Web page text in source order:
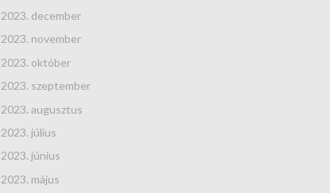
2023. december
2023. november
2023. október
2023. szeptember
2023. augusztus
2023. július
2023. június
2023. május